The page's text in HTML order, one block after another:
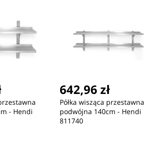
Nowość
- Hendi
642,96 zł
Półka wisząca przestawna
podwójna 140cm - Hendi
811740